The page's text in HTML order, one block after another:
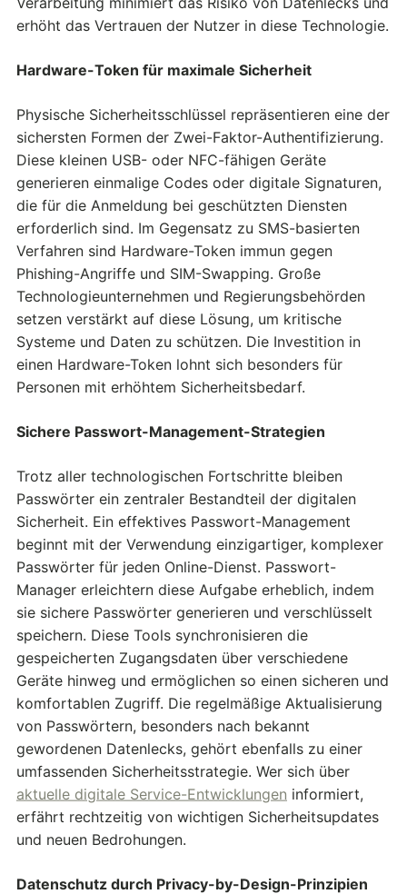
erhöht das Vertrauen der Nutzer in diese Technologie.
Hardware-Token für maximale Sicherheit
Physische Sicherheitsschlüssel repräsentieren eine der
sichersten Formen der Zwei-Faktor-Authentifizierung.
Diese kleinen USB- oder NFC-fähigen Geräte
generieren einmalige Codes oder digitale Signaturen,
die für die Anmeldung bei geschützten Diensten
erforderlich sind. Im Gegensatz zu SMS-basierten
Verfahren sind Hardware-Token immun gegen
Phishing-Angriffe und SIM-Swapping. Große
Technologieunternehmen und Regierungsbehörden
setzen verstärkt auf diese Lösung, um kritische
Systeme und Daten zu schützen. Die Investition in
einen Hardware-Token lohnt sich besonders für
Personen mit erhöhtem Sicherheitsbedarf.
Sichere Passwort-Management-Strategien
Trotz aller technologischen Fortschritte bleiben
Passwörter ein zentraler Bestandteil der digitalen
Sicherheit. Ein effektives Passwort-Management
beginnt mit der Verwendung einzigartiger, komplexer
Passwörter für jeden Online-Dienst. Passwort-
Manager erleichtern diese Aufgabe erheblich, indem
sie sichere Passwörter generieren und verschlüsselt
speichern. Diese Tools synchronisieren die
gespeicherten Zugangsdaten über verschiedene
Geräte hinweg und ermöglichen so einen sicheren und
komfortablen Zugriff. Die regelmäßige Aktualisierung
von Passwörtern, besonders nach bekannt
gewordenen Datenlecks, gehört ebenfalls zu einer
umfassenden Sicherheitsstrategie. Wer sich über
aktuelle digitale Service-Entwicklungen informiert,
erfährt rechtzeitig von wichtigen Sicherheitsupdates
und neuen Bedrohungen.
Datenschutz durch Privacy-by-Design-Prinzipien